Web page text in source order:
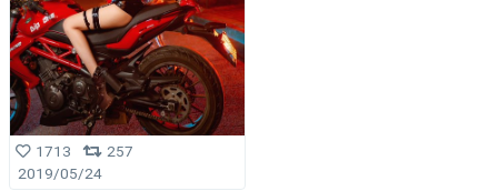
1713
257
2019/05/24